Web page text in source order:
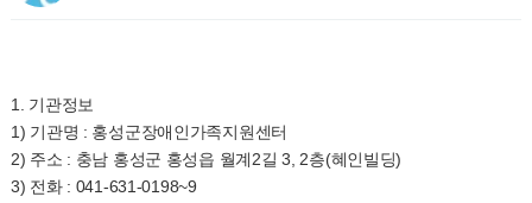
1. 기관정보
1) 기관명 : 홍성군장애인가족지원센터
2) 주소 : 충남 홍성군 홍성읍 월계2길 3, 2층(혜인빌딩)
3) 전화 : 041-631-0198~9